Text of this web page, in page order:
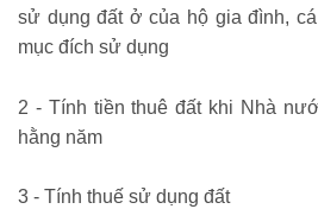
sử dụng đất ở của hộ gia đình,
mục đích sử dụng
2 - Tính tiền thuê đất khi Nhà
hằng năm
3 - Tính thuế sử dụng đất